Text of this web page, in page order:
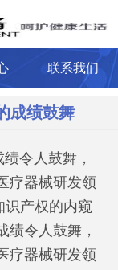
联系我们
成绩鼓舞
令人鼓舞，
疗器械研发领
识产权的内窥
绩令人鼓舞，
疗器械研发领